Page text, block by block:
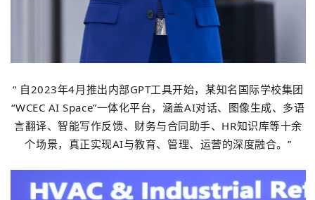
“ 自2023年4月推出内部GPT工具开始，某知名国际学校集团
“WCEC AI Space”一体化平台，涵盖AI对话、图像生成、多语
言翻译、智能写作反馈、财务与合同助手、HR知识库等十余
个场景，真正实现AI与教育、管理、运营的深度融合。”